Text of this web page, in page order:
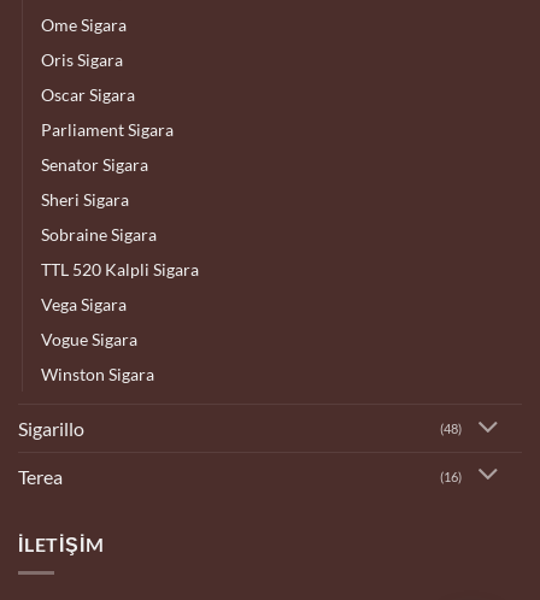
Ome Sigara
Oris Sigara
Oscar Sigara
Parliament Sigara
Senator Sigara
Sheri Sigara
Sobraine Sigara
TTL 520 Kalpli Sigara
Vega Sigara
Vogue Sigara
Winston Sigara
Sigarillo (48)
Terea (16)
İLETIŞIM